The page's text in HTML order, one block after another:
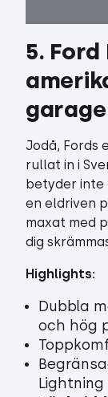
5. Ford
garage
Jodå, Fords
rullat in i
betyder inte
en eldriven
maxat med
dig
Highlights:
Dubbla
och hög